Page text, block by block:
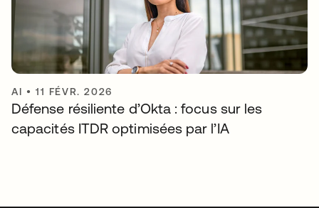
AI •11 FÉVR. 2026
Défense résiliente d’Okta : focus sur les
capacités ITDR optimisées par l’IA